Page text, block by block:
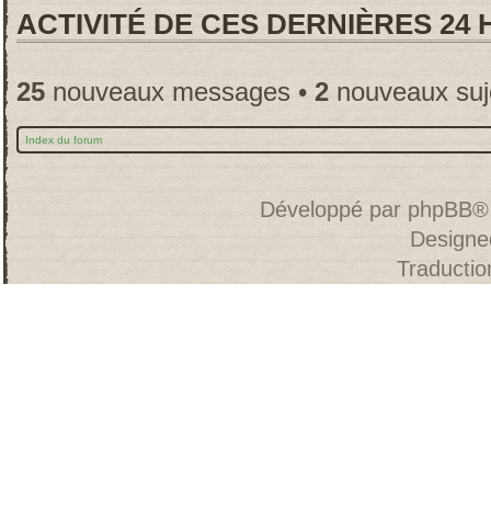
ACTIVITÉ DE CES DERNIÈRES 24
25 nouveaux messages • 2 nouveaux
Index du forum
Développé par phpBB®